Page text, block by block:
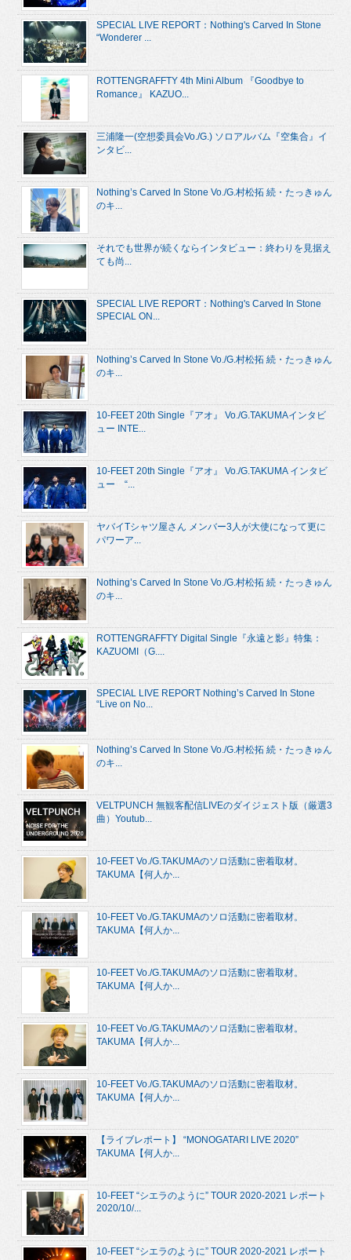
SPECIAL LIVE REPORT：Nothing's Carved In Stone
“Wonderer ...
ROTTENGRAFFTY 4th Mini Album 『Goodbye to
Romance』 KAZUO...
三浦隆一(空想委員会Vo./G.) ソロアルバム『空集合』イ
ンタビ...
Nothing’s Carved In Stone Vo./G.村松拓 続・たっきゅん
のキ...
それでも世界が続くならインタビュー：終わりを見据え
ても尚...
SPECIAL LIVE REPORT：Nothing's Carved In Stone
SPECIAL ON...
Nothing’s Carved In Stone Vo./G.村松拓 続・たっきゅん
のキ...
10-FEET 20th Single『アオ』 Vo./G.TAKUMAインタビ
ュー INTE...
10-FEET 20th Single『アオ』 Vo./G.TAKUMA インタビ
ュー “...
ヤバイTシャツ屋さん メンバー3人が大使になって更に
パワーア...
Nothing’s Carved In Stone Vo./G.村松拓 続・たっきゅん
のキ...
ROTTENGRAFFTY Digital Single『永遠と影』特集：
KAZUOMI（G....
SPECIAL LIVE REPORT Nothing’s Carved In Stone
“Live on No...
Nothing’s Carved In Stone Vo./G.村松拓 続・たっきゅん
のキ...
VELTPUNCH 無観客配信LIVEのダイジェスト版（厳選3
曲）Youtub...
10-FEET Vo./G.TAKUMAのソロ活動に密着取材。
TAKUMA【何人か...
10-FEET Vo./G.TAKUMAのソロ活動に密着取材。
TAKUMA【何人か...
10-FEET Vo./G.TAKUMAのソロ活動に密着取材。
TAKUMA【何人か...
10-FEET Vo./G.TAKUMAのソロ活動に密着取材。
TAKUMA【何人か...
10-FEET Vo./G.TAKUMAのソロ活動に密着取材。
TAKUMA【何人か...
【ライブレポート】 “MONOGATARI LIVE 2020”
TAKUMA【何人か...
10-FEET “シエラのように” TOUR 2020-2021 レポート
2020/10/...
10-FEET “シエラのように” TOUR 2020-2021 レポート